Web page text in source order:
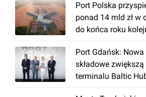
Port Polska
ponad 14 mld zł w
do końca roku
Port Gdańsk:
składowe
terminalu Baltic